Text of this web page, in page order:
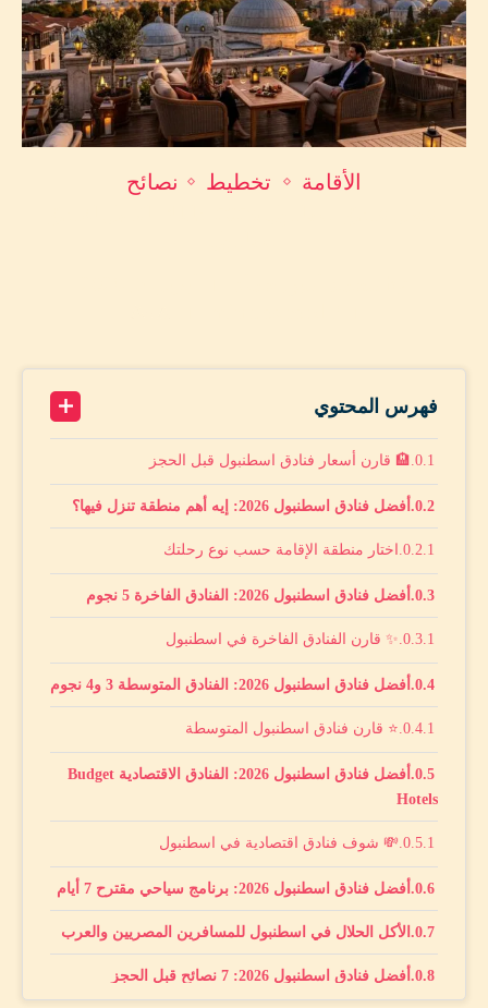
الأقامة تخطيط نصائح
فهرس المحتوي
🏨 قارن أسعار فنادق اسطنبول قبل الحجز
أفضل فنادق اسطنبول 2026: إيه أهم منطقة تنزل فيها؟
اختار منطقة الإقامة حسب نوع رحلتك
أفضل فنادق اسطنبول 2026: الفنادق الفاخرة 5 نجوم
✨ قارن الفنادق الفاخرة في اسطنبول
أفضل فنادق اسطنبول 2026: الفنادق المتوسطة 3 و4 نجوم
⭐ قارن فنادق اسطنبول المتوسطة
أفضل فنادق اسطنبول 2026: الفنادق الاقتصادية Budget
Hotels
💸 شوف فنادق اقتصادية في اسطنبول
أفضل فنادق اسطنبول 2026: برنامج سياحي مقترح 7 أيام
الأكل الحلال في اسطنبول للمسافرين المصريين والعرب
أفضل فنادق اسطنبول 2026: 7 نصائح قبل الحجز